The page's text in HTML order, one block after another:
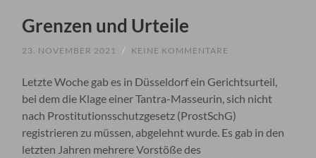
Grenzen und Urteile
23. NOVEMBER 2021 / KEINE KOMMENTARE
Letzte Woche gab es in Düsseldorf ein Gerichtsurteil,
bei dem die Klage einer Tantra-Masseurin, sich nicht
nach Prostitutionsschutzgesetz (ProstSchG)
registrieren zu müssen, abgelehnt wurde. Es gab in den
letzten Jahren mehrere Vorstöße des